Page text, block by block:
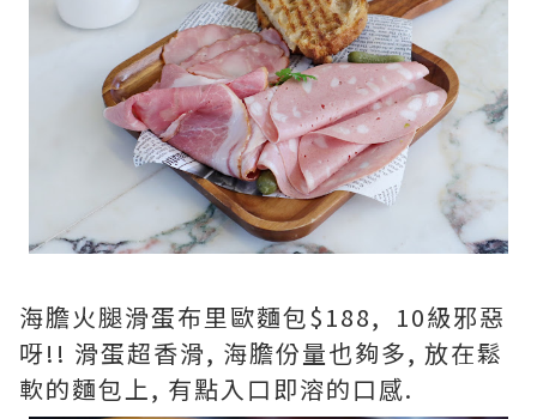
海膽火腿滑蛋布里歐麵包$188, 10級邪惡
呀!! 滑蛋超香滑, 海膽份量也夠多, 放在鬆
軟的麵包上, 有點入口即溶的口感.